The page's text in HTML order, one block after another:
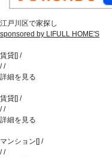
江戸川区で家探し
sponsored by LIFULL HOME'S
賃貸[] /
//
詳細を見る
賃貸[] /
//
詳細を見る
マンション [] /
//